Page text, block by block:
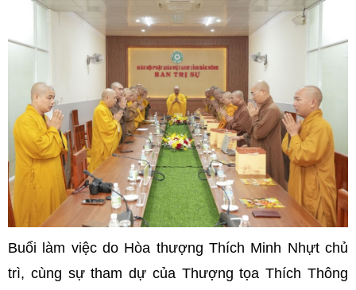
Buổi làm việc do Hòa thượng Thích Minh Nhựt chủ
trì, cùng sự tham dự của Thượng tọa Thích Thông